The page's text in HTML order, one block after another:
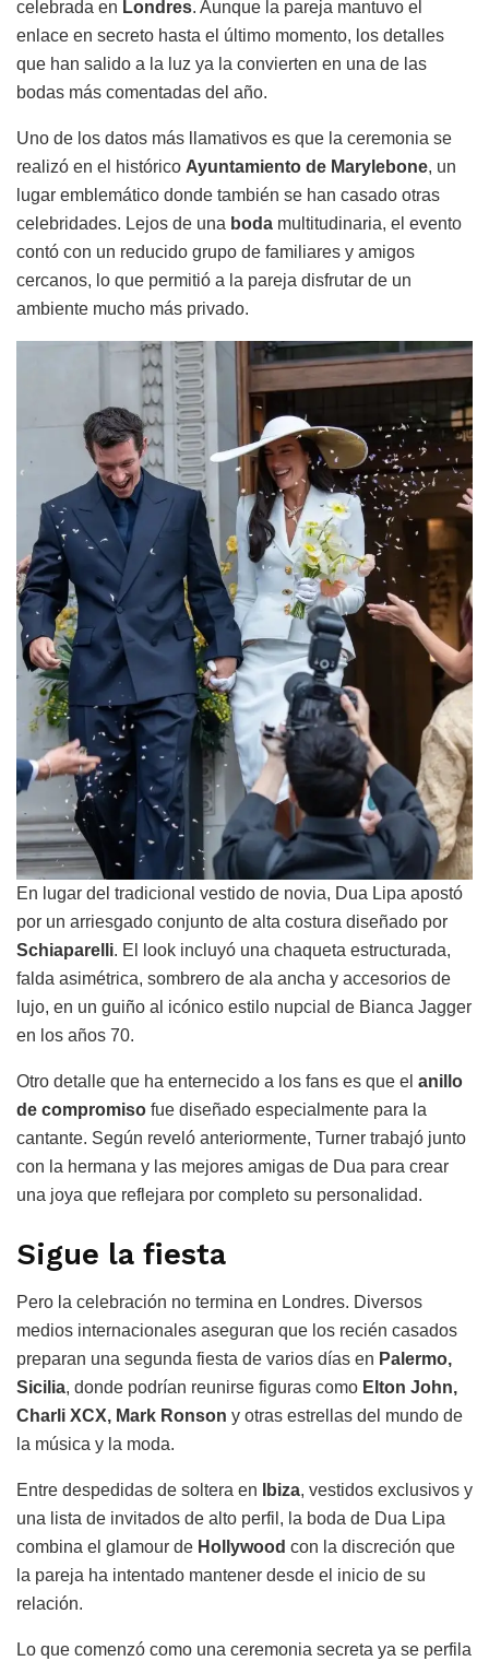
celebrada en Londres. Aunque la pareja mantuvo el
enlace en secreto hasta el último momento, los detalles
que han salido a la luz ya la convierten en una de las
bodas más comentadas del año.
Uno de los datos más llamativos es que la ceremonia se
realizó en el histórico Ayuntamiento de Marylebone, un
lugar emblemático donde también se han casado otras
celebridades. Lejos de una boda multitudinaria, el evento
contó con un reducido grupo de familiares y amigos
cercanos, lo que permitió a la pareja disfrutar de un
ambiente mucho más privado.
En lugar del tradicional vestido de novia, Dua Lipa apostó
por un arriesgado conjunto de alta costura diseñado por
Schiaparelli. El look incluyó una chaqueta estructurada,
falda asimétrica, sombrero de ala ancha y accesorios de
lujo, en un guiño al icónico estilo nupcial de Bianca Jagger
en los años 70.
Otro detalle que ha enternecido a los fans es que el anillo
de compromiso fue diseñado especialmente para la
cantante. Según reveló anteriormente, Turner trabajó junto
con la hermana y las mejores amigas de Dua para crear
una joya que reflejara por completo su personalidad.
Sigue la fiesta
Pero la celebración no termina en Londres. Diversos
medios internacionales aseguran que los recién casados
preparan una segunda fiesta de varios días en Palermo,
Sicilia, donde podrían reunirse figuras como Elton John,
Charli XCX, Mark Ronson y otras estrellas del mundo de
la música y la moda.
Entre despedidas de soltera en Ibiza, vestidos exclusivos y
una lista de invitados de alto perfil, la boda de Dua Lipa
combina el glamour de Hollywood con la discreción que
la pareja ha intentado mantener desde el inicio de su
relación.
Lo que comenzó como una ceremonia secreta ya se perfila